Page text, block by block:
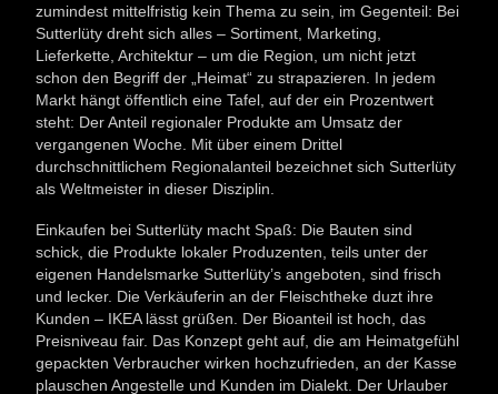
zumindest mittelfristig kein Thema zu sein, im Gegenteil: Bei
Sutterlüty dreht sich alles – Sortiment, Marketing,
Lieferkette, Architektur – um die Region, um nicht jetzt
schon den Begriff der „Heimat“ zu strapazieren. In jedem
Markt hängt öffentlich eine Tafel, auf der ein Prozentwert
steht: Der Anteil regionaler Produkte am Umsatz der
vergangenen Woche. Mit über einem Drittel
durchschnittlichem Regionalanteil bezeichnet sich Sutterlüty
als Weltmeister in dieser Disziplin.
Einkaufen bei Sutterlüty macht Spaß: Die Bauten sind
schick, die Produkte lokaler Produzenten, teils unter der
eigenen Handelsmarke Sutterlüty’s angeboten, sind frisch
und lecker. Die Verkäuferin an der Fleischtheke duzt ihre
Kunden – IKEA lässt grüßen. Der Bioanteil ist hoch, das
Preisniveau fair. Das Konzept geht auf, die am Heimatgefühl
gepackten Verbraucher wirken hochzufrieden, an der Kasse
plauschen Angestelle und Kunden im Dialekt. Der Urlauber